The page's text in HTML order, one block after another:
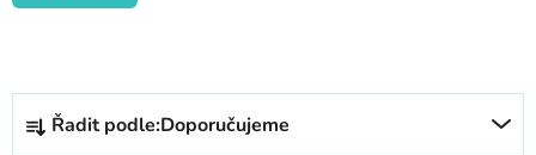
Ř
Řadit podle:Doporučujeme